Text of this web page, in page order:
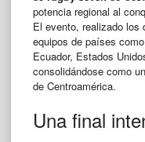
potencia regional al
El evento, realizado los
equipos de países
Ecuador, Estados
consolidándose como
de Centroamérica.
Una final